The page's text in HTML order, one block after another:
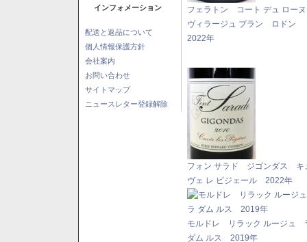
インフォメーション
配送と返品について
個人情報保護方針
会社案内
お問い合わせ
サイトマップ
ニュースレター登録解除
フェラトン コート デュ ロー
ヴィラージュ ブラン ロドン
2022年
フォン サラド ジゴンダス キ
ヴェ レ ピジェール 2022年
モルドレ リラック ルージュ
ダム ルス 2019年